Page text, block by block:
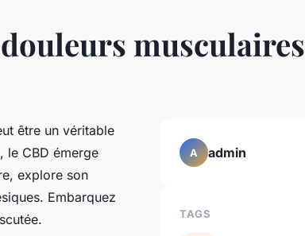
musculaires
être un véritable
le CBD émerge
explore son
Embarquez
A admin
TAGS